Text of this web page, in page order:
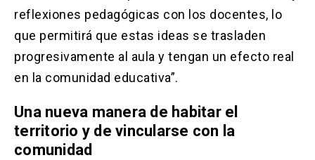
reflexiones pedagógicas con los docentes, lo
que permitirá que estas ideas se trasladen
progresivamente al aula y tengan un efecto real
en la comunidad educativa”.
Una nueva manera de habitar el
territorio y de vincularse con la
comunidad